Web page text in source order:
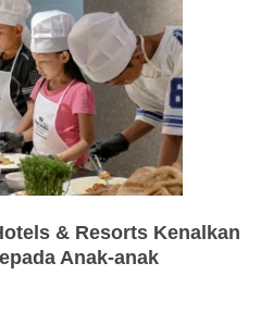
& Resorts Kenalkan
Anak-anak